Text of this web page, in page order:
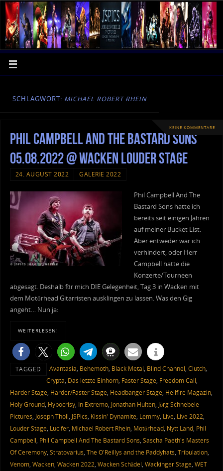
SCHLAGWORT: MICHAEL ROBERT RHEIN
KEINE KOMMENTARE
Phil Campbell And The Bastard Sons
05.08.2022 @ Wacken Louder Stage
24. AUGUST 2022 GALERIE 2022
Phil Campbell And The
Bastard Sons hatte ich
bereits seit einigen Jahren
auf meiner Bucket List.
Aber entweder war ich
verhindert, oder Herr
Campbell hatte die
Konzerte/Tourneen
abgesagt. Deshalb für mich DIE Gelegenheit, Tag 3 in Wacken mit
dem Motörhead Gitarristen ausklingen zu lassen. Was den Gig
angeht… Nun ja:
WEITERLESEN!
TAGGED Avantasia, Behemoth, Black Metal, Blind Channel, Clutch,
Crypta, Das letzte Einhorn, Faster Stage, Freedom Call,
Harder Stage, Harder/Faster Stage, Headbanger Stage, Hellfire Magazin,
Holy Ground, Hypocrisy, In Extremo, Jonathan Hulten, Jörg Schnebele
Pictures, Joseph Tholl, JSPics, Kissin' Dynamite, Lemmy, Live, Live 2022,
Louder Stage, Lucifer, Michael Robert Rhein, Motörhead, Nytt Land, Phil
Campbell, Phil Campbell And The Bastard Sons, Sascha Paeth's Masters
Of Ceremony, Stratovarius, The O'Reillys and the Paddyhats, Tribulation,
Venom, Wacken, Wacken 2022, Wacken Schädel, Wackinger Stage, WET